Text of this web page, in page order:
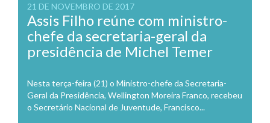
21 DE NOVEMBRO DE 2017
Assis Filho reúne com ministro-
chefe da secretaria-geral da
presidência de Michel Temer
Nesta terça-feira (21) o Ministro-chefe da Secretaria-
Geral da Presidência, Wellington Moreira Franco, recebeu
o Secretário Nacional de Juventude, Francisco...